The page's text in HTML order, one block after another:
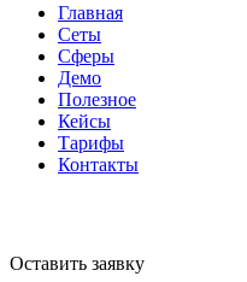
Главная
Сеты
Сферы
Демо
Полезное
Кейсы
Тарифы
Контакты
Оставить заявку